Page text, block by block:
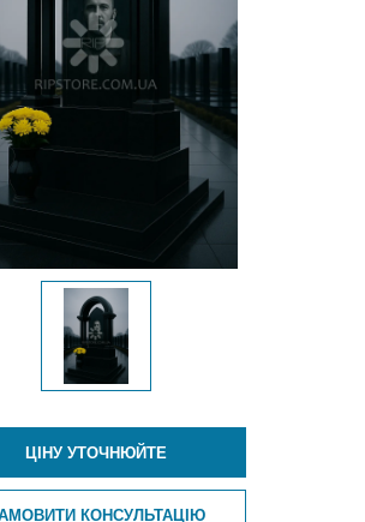
ЦІНУ УТОЧНЮЙТЕ
КОНСУЛЬТАЦІЮ